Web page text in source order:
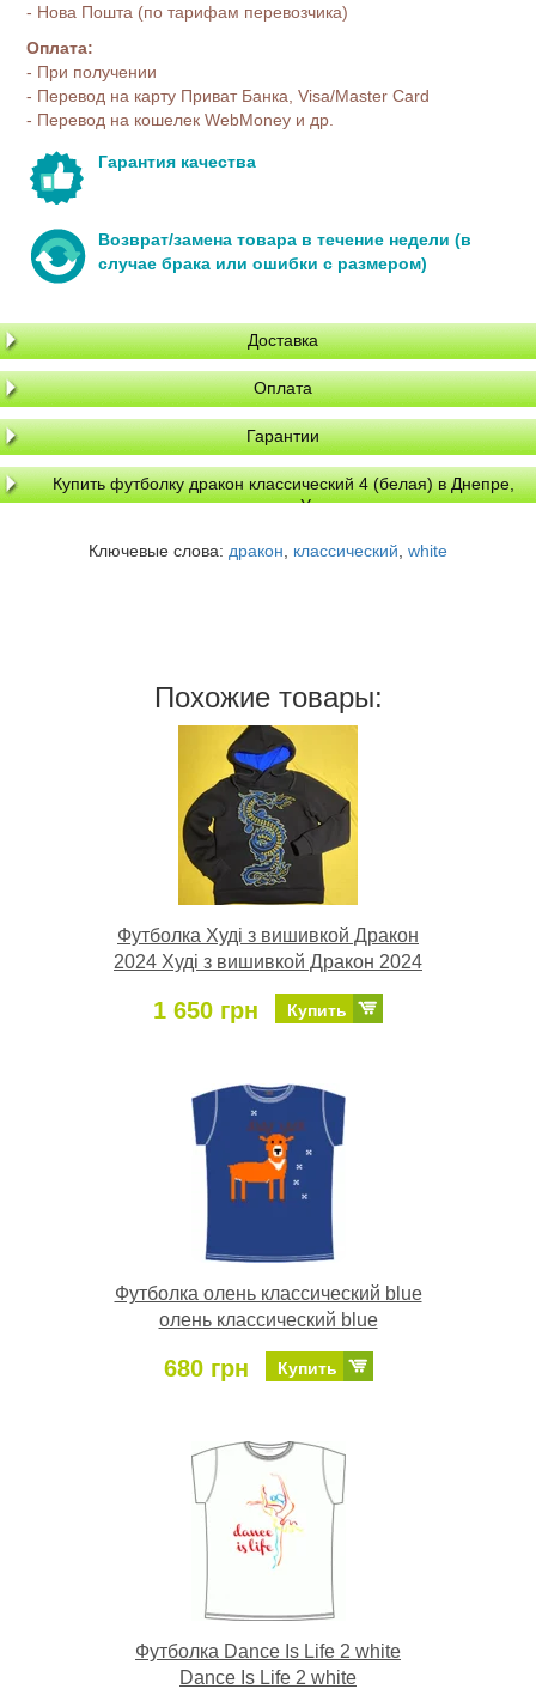
- Нова Пошта (по тарифам перевозчика)
Оплата:
- При получении
- Перевод на карту Приват Банка, Visa/Master Card
- Перевод на кошелек WebMoney и др.
Гарантия качества
Возврат/замена товара в течение недели (в
случае брака или ошибки с размером)
Доставка
Оплата
Гарантии
Купить футболку дракон классический 4 (белая) в Днепре,
доставка по Украине
Ключевые слова: дракон, классический, white
Похожие товары:
Футболка Худі з вишивкой Дракон
2024 Худі з вишивкой Дракон 2024
1 650 грн Купить
Футболка олень классический blue
олень классический blue
680 грн Купить
Футболка Dance Is Life 2 white
Dance Is Life 2 white